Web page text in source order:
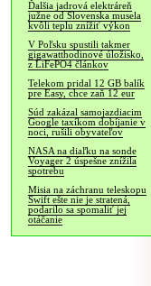
Ďalšia jadrová elektráreň
južne od Slovenska musela
kvôli teplu znížiť výkon
V Poľsku spustili takmer
gigawatthodinové úložisko,
z LiFePO4 článkov
Telekom pridal 12 GB balík
pre Easy, chce zaň 12 eur
Súd zakázal samojazdiacim
Google taxíkom dobíjanie v
noci, rušili obyvateľov
NASA na diaľku na sonde
Voyager 2 úspešne znížila
spotrebu
Misia na záchranu teleskopu
Swift ešte nie je stratená,
podarilo sa spomaliť jej
otáčanie